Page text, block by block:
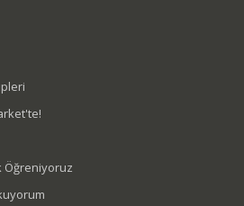
Öğreniyoruz